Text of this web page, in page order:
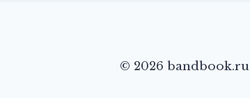
© 2026 bandbook.ru